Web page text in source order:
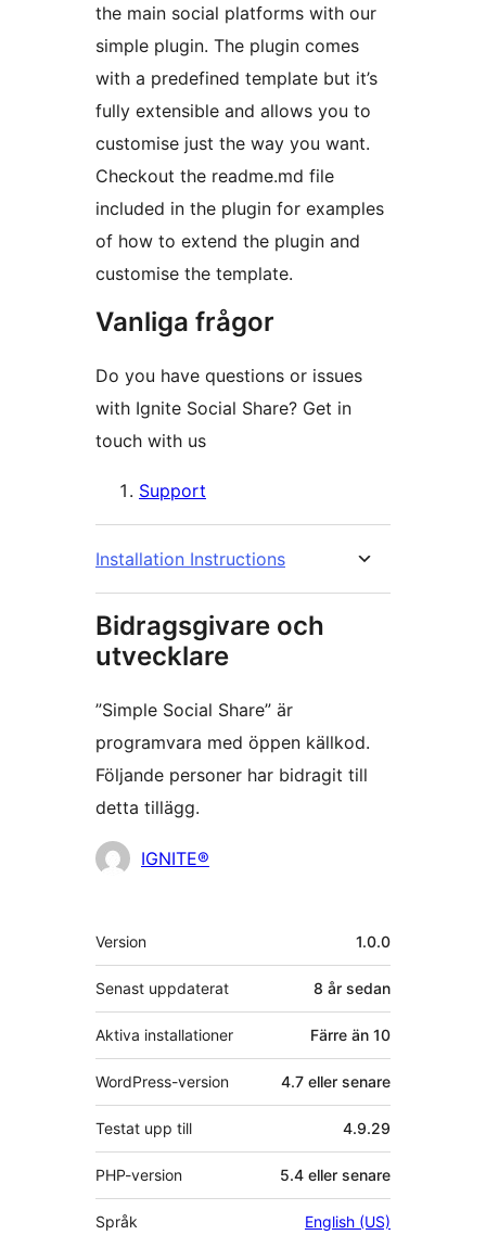
the main social platforms with our
simple plugin. The plugin comes
with a predefined template but it’s
fully extensible and allows you to
customise just the way you want.
Checkout the readme.md file
included in the plugin for examples
of how to extend the plugin and
customise the template.
Vanliga frågor
Do you have questions or issues
with Ignite Social Share? Get in
touch with us
Support
Installation Instructions
Bidragsgivare och
utvecklare
”Simple Social Share” är
programvara med öppen källkod.
Följande personer har bidragit till
detta tillägg.
Bidragande
IGNITE®
Meta
Version 1.0.0
Senast uppdaterat 8 år sedan
Aktiva installationer Färre än 10
WordPress-version 4.7 eller senare
Testat upp till 4.9.29
PHP-version 5.4 eller senare
Språk English (US)